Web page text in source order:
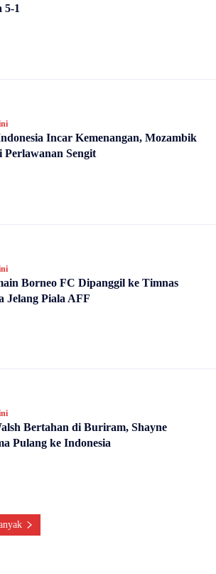
5-1
Incar Kemenangan, Mozambik
Perlawanan Sengit
Borneo FC Dipanggil ke Timnas
Jelang Piala AFF
Bertahan di Buriram, Shayne
Pulang ke Indonesia